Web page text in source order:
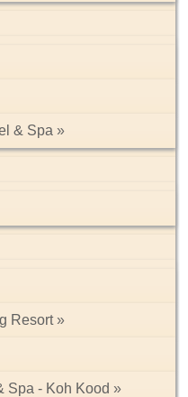
& Spa
Resort
Spa - Koh Kood